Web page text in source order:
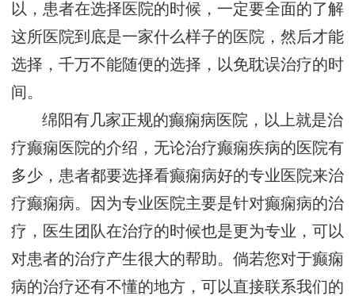
以，患者在选择医院的时候，一定要全面的了解
这所医院到底是一家什么样子的医院，然后才能
选择，千万不能随便的选择，以免耽误治疗的时
间。
绵阳有几家正规的癫痫病医院，以上就是治
疗癫痫医院的介绍，无论治疗癫痫疾病的医院有
多少，患者都要选择看癫痫病好的专业医院来治
疗癫痫病。因为专业医院主要是针对癫痫病的治
疗，医生团队在治疗的时候也是更为专业，可以
对患者的治疗产生很大的帮助。倘若您对于癫痫
病的治疗还有不懂的地方，可以直接联系我们的